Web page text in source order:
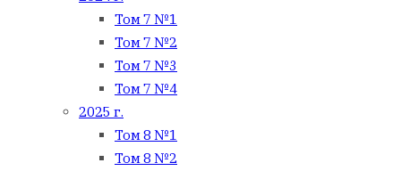
Том 7 №1
Том 7 №2
Том 7 №3
Том 7 №4
2025 г.
Том 8 №1
Том 8 №2